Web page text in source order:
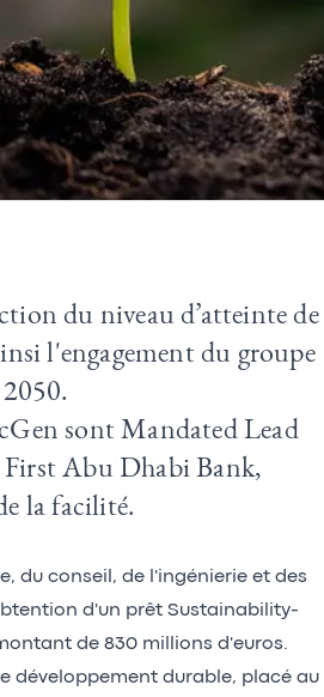
du niveau d’atteinte de
l'engagement du groupe
sont Mandated Lead
Abu Dhabi Bank,
la facilité.
du conseil, de l'ingénierie et des
d'un prêt Sustainability-
de 830 millions d'euros.
développement durable, placé au